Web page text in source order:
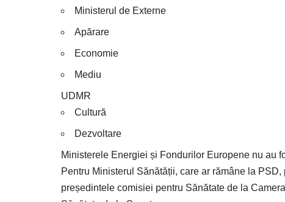
Ministerul de Externe
Apărare
Economie
Mediu
UDMR
Cultură
Dezvoltare
Ministerele Energiei și Fondurilor Europene nu au
Pentru Ministerul Sănătății, care ar rămâne la
președintele comisiei pentru Sănătate de la